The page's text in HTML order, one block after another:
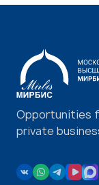
Opportunities
private